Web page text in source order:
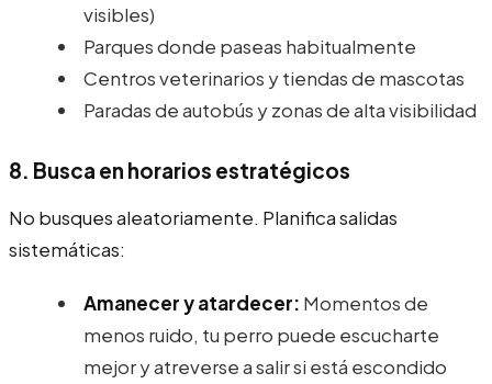
visibles)
Parques donde paseas habitualmente
Centros veterinarios y tiendas de mascotas
Paradas de autobús y zonas de alta visibilidad
8. Busca en horarios estratégicos
No busques aleatoriamente. Planifica salidas
sistemáticas:
Amanecer y atardecer: Momentos de
menos ruido, tu perro puede escucharte
mejor y atreverse a salir si está escondido